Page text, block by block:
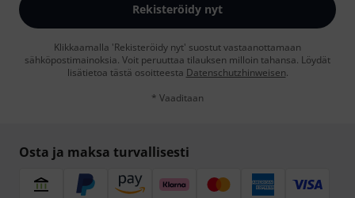
Rekisteröidy nyt
Klikkaamalla 'Rekisteröidy nyt' suostut vastaanottamaan
sähköpostimainoksia. Voit peruuttaa tilauksen milloin tahansa. Löydät
lisätietoa tästä osoitteesta Datenschutzhinweisen.
* Vaaditaan
Osta ja maksa turvallisesti